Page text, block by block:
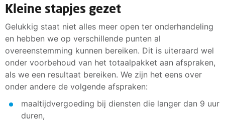
Kleine stapjes gezet
Gelukkig staat niet alles meer open ter onderhandeling
en hebben we op verschillende punten al
overeenstemming kunnen bereiken. Dit is uiteraard wel
onder voorbehoud van het totaalpakket aan afspraken,
als we een resultaat bereiken. We zijn het eens over
onder andere de volgende afspraken:
maaltijdvergoeding bij diensten die langer dan 9 uur
duren,